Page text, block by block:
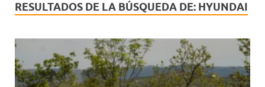
RESULTADOS DE LA BÚSQUEDA DE: HYUNDAI